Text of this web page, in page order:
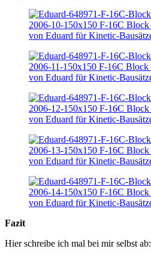
Fazit
Hier schreibe ich mal bei mir selbst ab: